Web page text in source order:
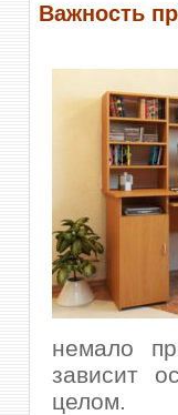
Важность
немало
зависит
целом.